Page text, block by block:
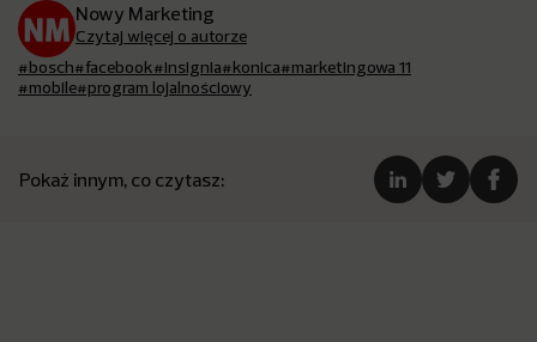
Nowy Marketing
Czytaj więcej o autorze
#bosch#facebook#insignia#konica#marketingowa 11
#mobile#program lojalnościowy
Pokaż innym, co czytasz: